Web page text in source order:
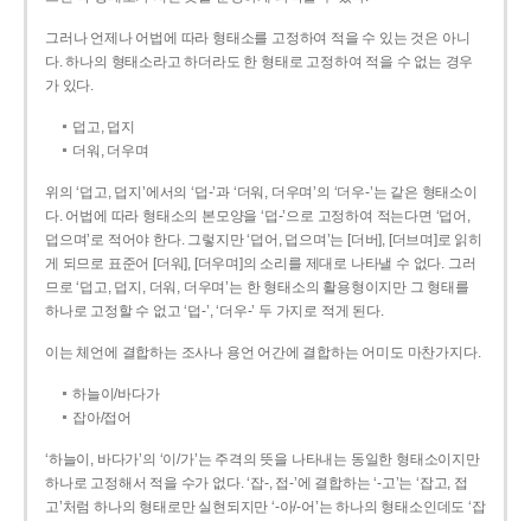
그러나 언제나 어법에 따라 형태소를 고정하여 적을 수 있는 것은 아니
다. 하나의 형태소라고 하더라도 한 형태로 고정하여 적을 수 없는 경우
가 있다.
덥고, 덥지
더워, 더우며
위의 ‘덥고, 덥지’에서의 ‘덥-­’과 ‘더워, 더우며’의 ‘더우-­’는 같은 형태소이
다. 어법에 따라 형태소의 본모양을 ‘덥-­’으로 고정하여 적는다면 ‘덥어,
덥으며’로 적어야 한다. 그렇지만 ‘덥어, 덥으며’는 [더버], [더브며]로 읽히
게 되므로 표준어 [더워], [더우며]의 소리를 제대로 나타낼 수 없다. 그러
므로 ‘덥고, 덥지, 더워, 더우며’는 한 형태소의 활용형이지만 그 형태를
하나로 고정할 수 없고 ‘덥-’, ‘더우-’ 두 가지로 적게 된다.
이는 체언에 결합하는 조사나 용언 어간에 결합하는 어미도 마찬가지다.
하늘이/바다가
잡아/접어
‘하늘이, 바다가’의 ‘이/가’는 주격의 뜻을 나타내는 동일한 형태소이지만
하나로 고정해서 적을 수가 없다. ‘잡-, 접-’에 결합하는 ‘-고’는 ‘잡고, 접
고’처럼 하나의 형태로만 실현되지만 ‘-아/-어’는 하나의 형태소인데도 ‘잡